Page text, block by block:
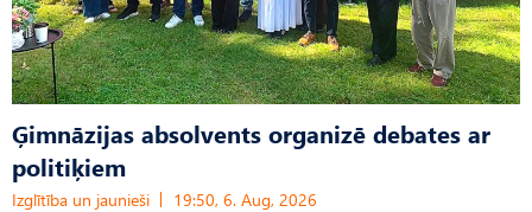
Ģimnāzijas absolvents organizē debates ar
politiķiem
Izglītība un jaunieši 19:50, 6. Aug, 2026